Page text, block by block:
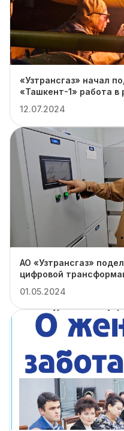
«Узтрансгаз» начал
«Ташкент-1» работа в
12.07.2024
АО «Узтрансгаз»
цифровой
01.05.2024